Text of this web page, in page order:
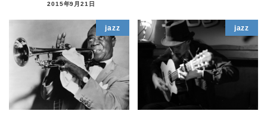
2015年9月21日
jazz jazz